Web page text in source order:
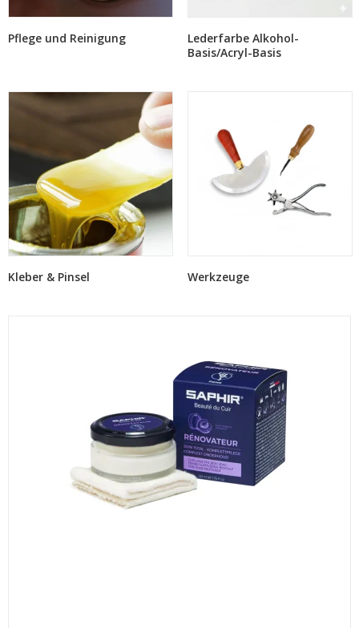
Pflege und Reinigung
Lederfarbe Alkohol-
Basis/Acryl-Basis
Kleber & Pinsel Werkzeuge